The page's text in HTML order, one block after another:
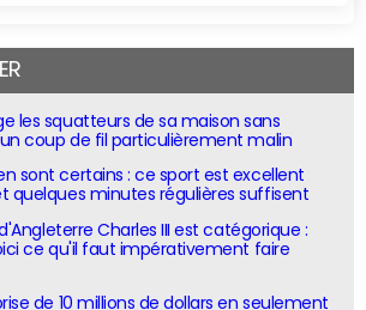
les squatteurs de sa maison sans
coup de fil particulièrement malin
sont certains : ce sport est excellent
quelques minutes régulières suffisent
Charles III est catégorique :
ce qu'il faut impérativement faire
de 10 millions de dollars en seulement